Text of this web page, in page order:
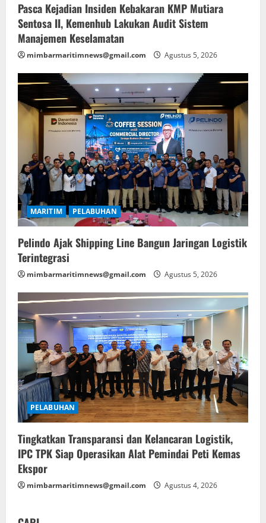
Pasca Kejadian Insiden Kebakaran KMP Mutiara
Sentosa II, Kemenhub Lakukan Audit Sistem
Manajemen Keselamatan
mimbarmaritimnews@gmail.com Agustus 5, 2026
MARITIM PELABUHAN
Pelindo Ajak Shipping Line Bangun Jaringan Logistik
Terintegrasi
mimbarmaritimnews@gmail.com Agustus 5, 2026
PELABUHAN
Tingkatkan Transparansi dan Kelancaran Logistik,
IPC TPK Siap Operasikan Alat Pemindai Peti Kemas
Ekspor
mimbarmaritimnews@gmail.com Agustus 4, 2026